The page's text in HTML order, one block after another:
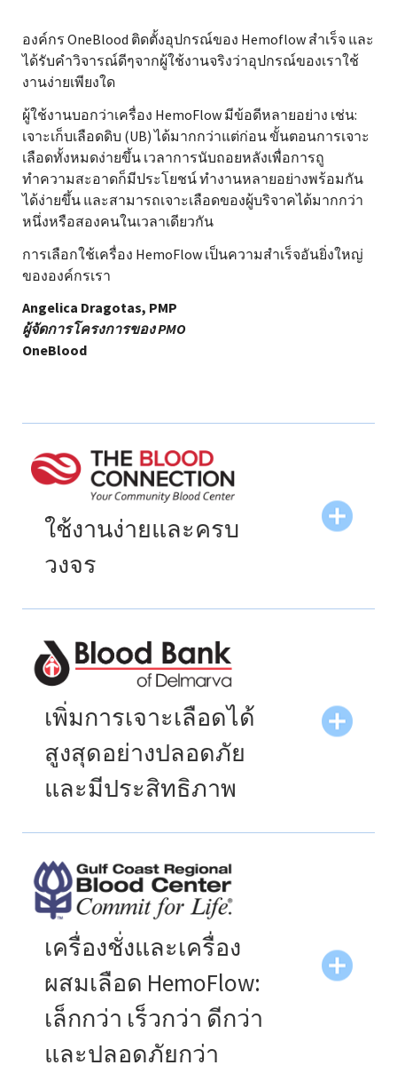
องค์กร OneBlood ติดตั้งอุปกรณ์ของ Hemoflow สำเร็จ และ
ได้รับคำวิจารณ์ดีๆจากผู้ใช้งานจริงว่าอุปกรณ์ของเราใช้
งานง่ายเพียงใด
ผู้ใช้งานบอกว่าเครื่อง HemoFlow มีข้อดีหลายอย่าง เช่น:
เจาะเก็บเลือดดิบ (UB) ได้มากกว่าแต่ก่อน ขั้นตอนการเจาะ
เลือดทั้งหมดง่ายขึ้น เวลาการนับถอยหลังเพื่อการถู
ทำความสะอาดก็มีประโยชน์ ทำงานหลายอย่างพร้อมกัน
ได้ง่ายขึ้น และสามารถเจาะเลือดของผู้บริจาคได้มากกว่า
หนึ่งหรือสองคนในเวลาเดียวกัน
การเลือกใช้เครื่อง HemoFlow เป็นความสำเร็จอันยิ่งใหญ่
ขององค์กรเรา
Angelica Dragotas, PMP
ผู้จัดการโครงการของ PMO
OneBlood
ใช้งานง่ายและครบ
วงจร
พนักงานของ Applied Science ทำให้การติดตั้งอุปกรณ์
เป็นเรื่องง่าย เครื่องผสมใช้งานง่ายมาก และที่ดีที่สุดก็
คือมันสามารถทำงานร่วมกับระบบคอมพิวเตอร์ของ
เราได้อย่างสมบูรณ์แบบ การประสานงานของระบบ
ทำให้เราสามารถรับบริจาคเลือดได้โดยไม่ต้องใช้
กระดาษเลย คุณสมบัติปริมาณเลือดแบบปรับได้ช่วย
เพิ่มปริมาณน้ำเลือดจากหน่วยเลือดทั้งหมดของเรา
ดังนั้นจึงทำให้รายได้เพิ่มขึ้น นอกจากตัวปิดเลือดของ
ตั้งตัวปิดตามเวลาที่กำหนดได้ด้วยเพื่อป้องกันไม่ให้
เกินเวลาเจาะเลือดสูงสุด พวกเราชอบอุปกรณ์ชิ้นนี้
มาก!”
Kay Loftis, RN
ผู้จัดการฝ่ายบริการผู้บริจาคเลือด
The Blood Connection
เพิ่มการเจาะเลือดได้
สูงสุดอย่างปลอดภัย
และมีประสิทธิภาพ
HemoFlow 400XS ในเดือนมีนาคม 2014 แทนเครื่องรุ่น
HemoFlow 300 ที่ใช้งานทั้งแบบคงที่และแบบเคลื่อนที่
ดีไซน์ใหม่ที่ดูคุ้นเคยได้รับการตอบรับที่ดีจากพนักงาน
และเป็นการเปลี่ยนผ่านที่ง่ายดาย
เครื่อง HemoFlow 400XS เมื่อใช้งานร่วมกับตัวเลือก
ซอฟแวร์ปริมาณเลือดแปรผัน (VBV) ช่วยเพิ่มปริมาณ
เลือดที่ได้รับจากแต่ละคนให้สูงสุดได้อย่างปลอดภัย
อย่างสอดคล้องกับข้อมูลเพศ ส่วนสูง และน้ำหนักของ
ผู้บริจาคเลือด ซอฟแวร์ระบบรายงานการจัดการการ
เครื่องชั่งและเครื่อง
ผสมเลือด HemoFlow:
เล็กกว่า เร็วกว่า ดีกว่า
และปลอดภัยกว่า